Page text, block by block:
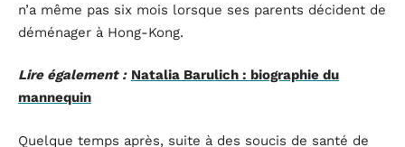
n’a même pas six mois lorsque ses parents décident de
déménager à Hong-Kong.
Lire également : Natalia Barulich : biographie du
mannequin
Quelque temps après, suite à des soucis de santé de